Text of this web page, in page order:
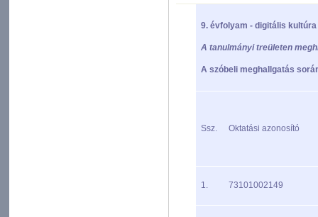
9. évfolyam - digitális
A tanulmányi treületen
A szóbeli meghallgatás
Ssz. Oktatási azonosító
1. 73101002149